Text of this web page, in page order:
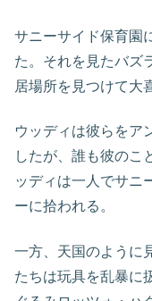
サニーサイド保育園
た。それを見たバズ
居場所を見つけて大
ウッディは彼らをア
したが、誰も彼のこ
ッディは一人でサニ
ーに拾われる。
一方、天国のように
たちは玩具を乱暴に